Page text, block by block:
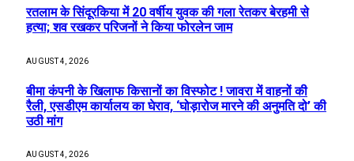
रतलाम के सिंदूरकिया में 20 वर्षीय युवक की गला रेतकर बेरहमी से
हत्या; शव रखकर परिजनों ने किया फोरलेन जाम
AUGUST 4, 2026
बीमा कंपनी के खिलाफ किसानों का विस्फोट ! जावरा में वाहनों की
रैली, एसडीएम कार्यालय का घेराव, ‘घोड़ारोज मारने की अनुमति दो’ की
उठी मांग
AUGUST 4, 2026